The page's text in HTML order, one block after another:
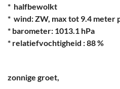
* halfbewolkt
* wind: ZW, max tot 9.4 meter
* barometer: 1013.1 hPa
* relatiefvochtigheid : 88 %
zonnige groet,